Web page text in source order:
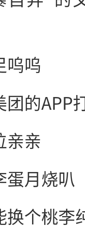
呜呜
团的APP
亲亲
蛋月烧叭
个桃李